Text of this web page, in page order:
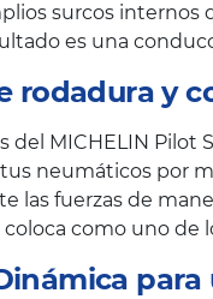
surcos
es una
rodadura y
del MICHELIN
neumáticos por
las fuerzas de
como uno de